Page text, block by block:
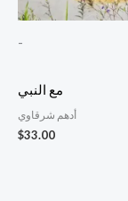
-
مع النبي
أدهم شرقاوي
$33.00